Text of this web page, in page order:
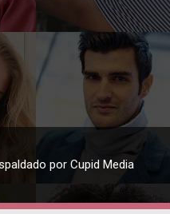
por Cupid Media